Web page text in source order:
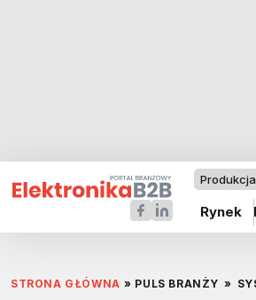
Rynek
STRONA GŁÓWNA » PULS BRANŻY »